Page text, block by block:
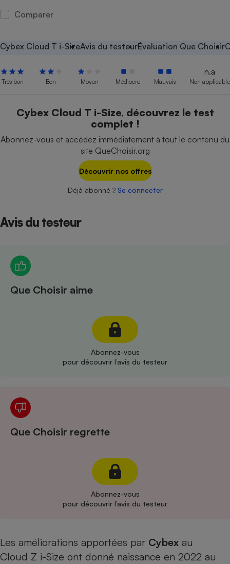
Comparer
Cybex Cloud T i-SizeAvis du testeurÉvaluation Que Choisir
Très bon Bon Moyen Médiocre Mauvais
n.a
Non applicable
Cybex Cloud T i-Size, découvrez le test
complet !
Abonnez-vous et accédez immédiatement à tout le contenu du
site QueChoisir.org
Découvrir nos offres
Déjà abonné ? Se connecter
Avis du testeur
Que Choisir aime
Abonnez-vous
pour découvrir l’avis du testeur
Que Choisir regrette
Abonnez-vous
pour découvrir l’avis du testeur
Les améliorations apportées par Cybex au
Cloud Z i-Size ont donné naissance en 2022 au
bouteille
Assurance emprunteur
Banque
Climatiseur -
Cafetière à expressos
Mutuelle
Antimoustique